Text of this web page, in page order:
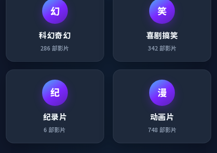
幻
科幻奇幻
286 部影片
笑
喜剧搞笑
342 部影片
纪
纪录片
6 部影片
漫
动画片
748 部影片